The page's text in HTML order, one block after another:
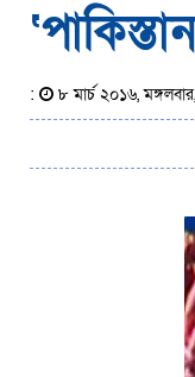
: ৮ মার্চ ২০১৬,